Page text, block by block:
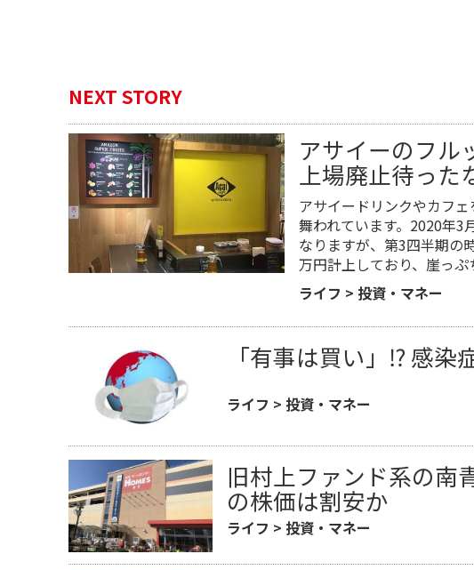
NEXT STORY
アサイーのフル
上場廃止待った
アサイードリンクやカフ
舞われています。2020年3
なりますが、第3四半期の
万円計上しており、崖っぷ
ライフ > 投資・マネー
「有事は買い」⁉ 感
ライフ > 投資・マネー
旧村上ファンド系の南
の株価は割安か
ライフ > 投資・マネー